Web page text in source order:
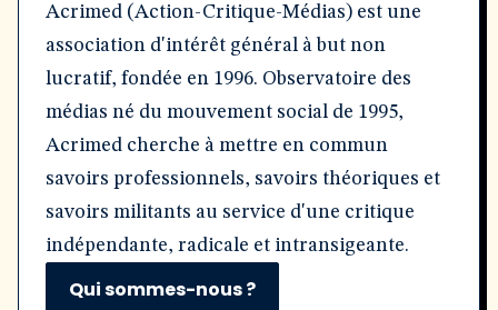
Acrimed (Action-Critique-Médias) est une
association d'intérêt général à but non
lucratif, fondée en 1996. Observatoire des
médias né du mouvement social de 1995,
Acrimed cherche à mettre en commun
savoirs professionnels, savoirs théoriques et
savoirs militants au service d'une critique
indépendante, radicale et intransigeante.
Qui sommes-nous ?